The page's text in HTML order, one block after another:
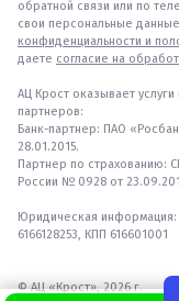
обратной связи или по
свои персональные
конфиденциальности и
даете согласие на
АЦ Крост оказывает
партнеров:
Банк-партнер: ПАО
28.01.2015.
Партнер по страхованию:
России № 0928 от
Юридическая
6166128253, КПП 616601001
© АЦ «Крост», 2026 г.